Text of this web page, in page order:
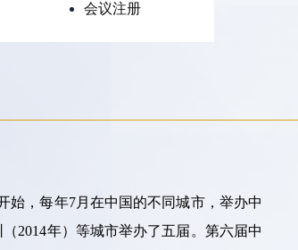
会议注册
始，每年7月在中国的不同城市，举办中
2014年）等城市举办了五届。第六届中